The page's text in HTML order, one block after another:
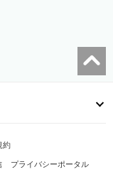
約
プライバシーポータル